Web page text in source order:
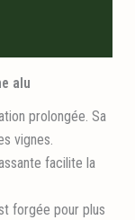
alu
prolongée. Sa
vignes.
facilite la
forgée pour plus